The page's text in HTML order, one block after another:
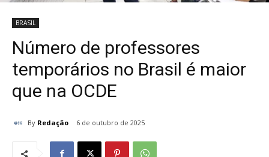
BRASIL
Número de professores
temporários no Brasil é maior
que na OCDE
By Redação 6 de outubro de 2025